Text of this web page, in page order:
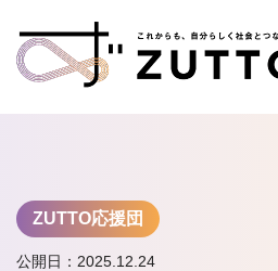
ZUTTO応援団
公開日：2025.12.24